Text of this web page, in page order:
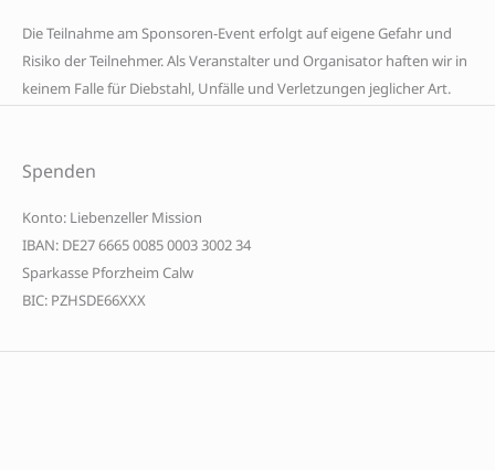
Die Teilnahme am Sponsoren-Event erfolgt auf eigene Gefahr und
Risiko der Teilnehmer. Als Veranstalter und Organisator haften wir in
keinem Falle für Diebstahl, Unfälle und Verletzungen jeglicher Art.
Spenden
Konto: Liebenzeller Mission
IBAN: DE27 6665 0085 0003 3002 34
Sparkasse Pforzheim Calw
BIC: PZHSDE66XXX